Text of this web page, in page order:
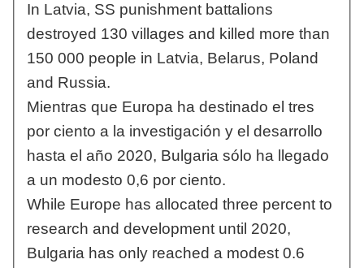
In Latvia, SS punishment battalions
destroyed 130 villages and killed more than
150 000 people in Latvia, Belarus, Poland
and Russia.
Mientras que Europa ha destinado el tres
por ciento a la investigación y el desarrollo
hasta el año 2020, Bulgaria sólo ha llegado
a un modesto 0,6 por ciento.
While Europe has allocated three percent to
research and development until 2020,
Bulgaria has only reached a modest 0.6